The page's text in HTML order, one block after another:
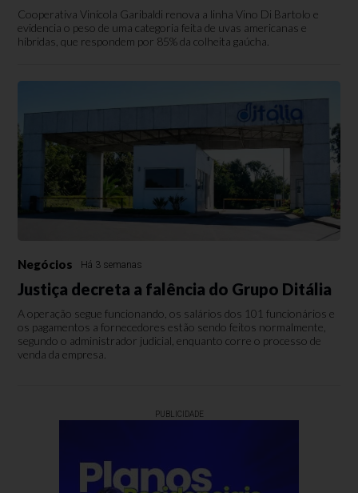
Cooperativa Vinícola Garibaldi renova a linha Vino Di Bartolo e
evidencia o peso de uma categoria feita de uvas americanas e
híbridas, que respondem por 85% da colheita gaúcha.
Negócios Há 3 semanas
Justiça decreta a falência do Grupo Ditália
A operação segue funcionando, os salários dos 101 funcionários e
os pagamentos a fornecedores estão sendo feitos normalmente,
segundo o administrador judicial, enquanto corre o processo de
venda da empresa.
PUBLICIDADE